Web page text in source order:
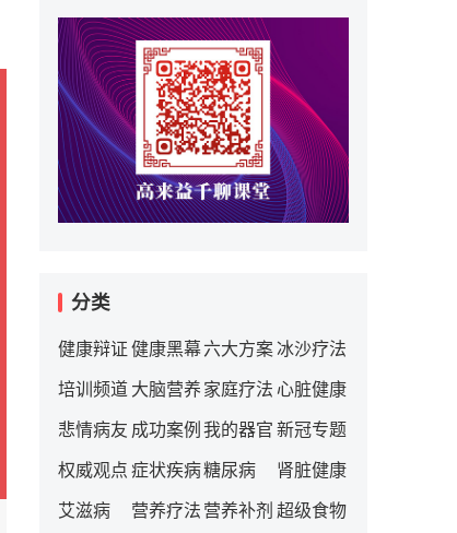
分类
健康辩证 健康黑幕 六大方案冰沙疗法
培训频道 大脑营养 家庭疗法 心脏健康
悲情病友 成功案例 我的器官 新冠专题
权威观点 症状疾病糖尿病 肾脏健康
艾滋病 营养疗法 营养补剂 超级食物